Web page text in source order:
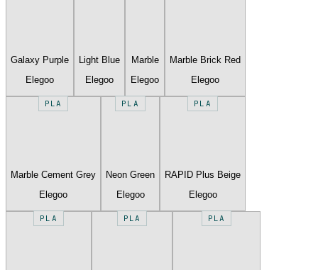
Galaxy Purple
Elegoo
Light Blue
Elegoo
Marble
Elegoo
Marble Brick Red
Elegoo
PLA
Marble Cement Grey
Elegoo
PLA
Neon Green
Elegoo
PLA
RAPID Plus Beige
Elegoo
PLA PLA PLA